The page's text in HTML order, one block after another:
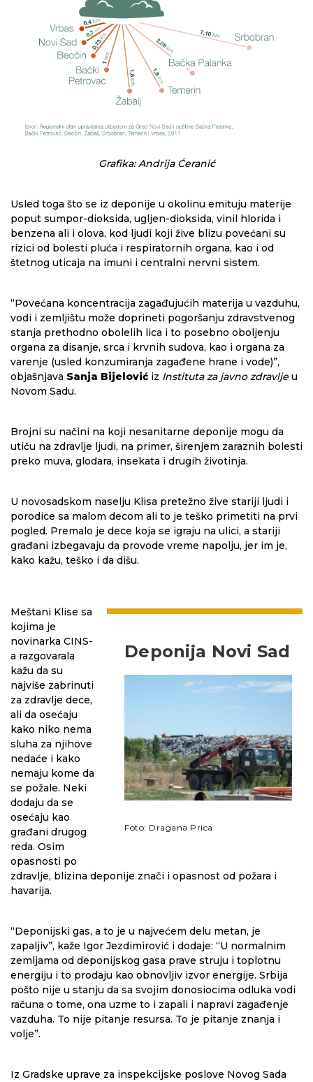
Grafika: Andrija Ćeranić
Usled toga što se iz deponije u okolinu emituju materije
poput sumpor-dioksida, ugljen-dioksida, vinil hlorida i
benzena ali i olova, kod ljudi koji žive blizu povećani su
rizici od bolesti pluća i respiratornih organa, kao i od
štetnog uticaja na imuni i centralni nervni sistem.
“Povećana koncentracija zagađujućih materija u vazduhu,
vodi i zemljištu može doprineti pogoršanju zdravstvenog
stanja prethodno obolelih lica i to posebno oboljenju
organa za disanje, srca i krvnih sudova, kao i organa za
varenje (usled konzumiranja zagađene hrane i vode)”,
objašnjava Sanja Bijelović iz Instituta za javno zdravlje u
Novom Sadu.
Brojni su načini na koji nesanitarne deponije mogu da
utiču na zdravlje ljudi, na primer, širenjem zaraznih bolesti
preko muva, glodara, insekata i drugih životinja.
U novosadskom naselju Klisa pretežno žive stariji ljudi i
porodice sa malom decom ali to je teško primetiti na prvi
pogled. Premalo je dece koja se igraju na ulici, a stariji
građani izbegavaju da provode vreme napolju, jer im je,
kako kažu, teško i da dišu.
Deponija Novi Sad
Foto: Dragana Prica
Meštani Klise sa
kojima je
novinarka CINS-
a razgovarala
kažu da su
najviše zabrinuti
za zdravlje dece,
ali da osećaju
kako niko nema
sluha za njihove
nedaće i kako
nemaju kome da
se požale. Neki
dodaju da se
osećaju kao
građani drugog
reda. Osim
opasnosti po
zdravlje, blizina deponije znači i opasnost od požara i
havarija.
“Deponijski gas, a to je u najvećem delu metan, je
zapaljiv”, kaže Igor Jezdimirović i dodaje: “U normalnim
zemljama od deponijskog gasa prave struju i toplotnu
energiju i to prodaju kao obnovljiv izvor energije. Srbija
pošto nije u stanju da sa svojim donosiocima odluka vodi
računa o tome, ona uzme to i zapali i napravi zagađenje
vazduha. To nije pitanje resursa. To je pitanje znanja i
volje”.
Iz Gradske uprave za inspekcijske poslove Novog Sada